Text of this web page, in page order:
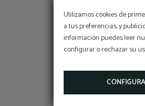
Utilizamos cookies de
a tus preferencias, y
información puedes leer
configurar o rechazar su